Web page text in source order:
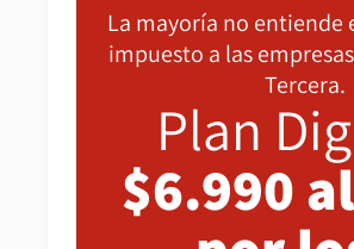
La mayoría no entiende
impuesto a las
Tercera.
Plan
$6.990